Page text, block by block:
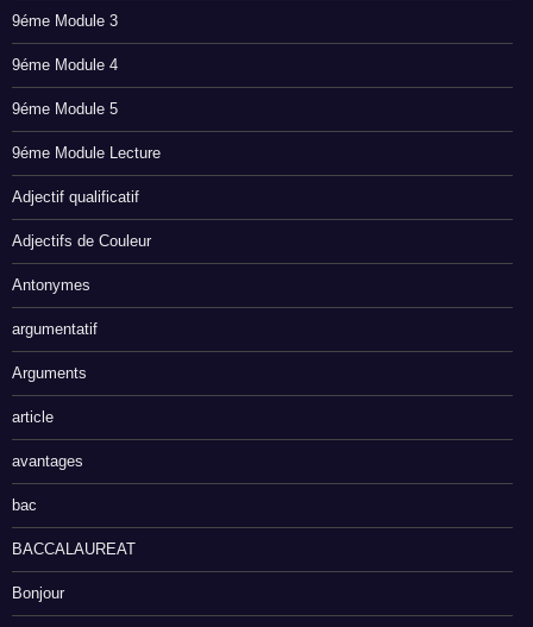
9éme Module 3
9éme Module 4
9éme Module 5
9éme Module Lecture
Adjectif qualificatif
Adjectifs de Couleur
Antonymes
argumentatif
Arguments
article
avantages
bac
BACCALAUREAT
Bonjour